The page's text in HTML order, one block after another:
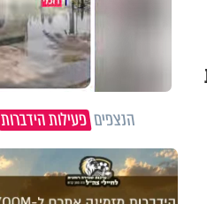
הנצפיםפעילות הידברות